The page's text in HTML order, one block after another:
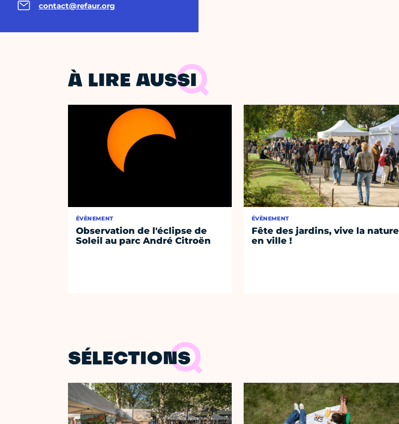
contact@refaur.org
À LIRE AUSSI
ÉVÈNEMENT
Observation de l'éclipse de
Soleil au parc André Citroën
ÉVÈNEMENT
Fête des jardins, vive la nature
en ville !
SÉLECTIONS